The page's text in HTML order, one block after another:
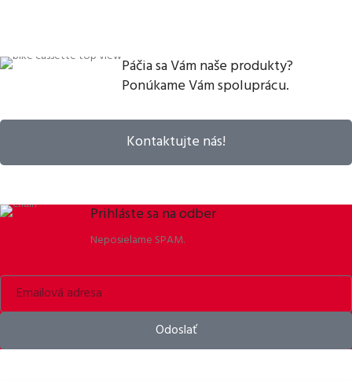
Páčia sa Vám naše produkty?
Ponúkame Vám spoluprácu.
Kontaktujte nás!
Prihláste sa na odber
Neposielame SPAM.
Odoslať